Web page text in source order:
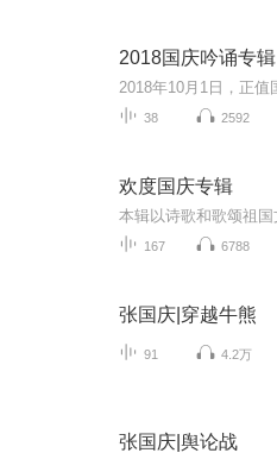
2018国庆吟诵专辑
38 2592
欢度国庆专辑
167 6788
张国庆|穿越牛熊
91 4.2万
张国庆|舆论战